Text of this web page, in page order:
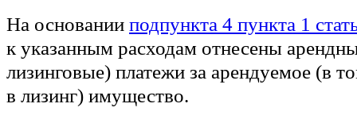
На основании подпункта 4 пункта 1
к указанным расходам отнесены
лизинговые) платежи за арендуемое (в
в лизинг) имущество.